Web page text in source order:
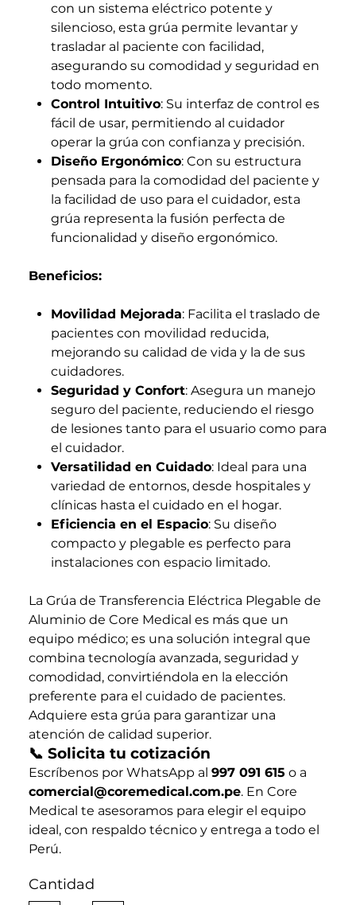
con un sistema eléctrico potente y
silencioso, esta grúa permite levantar y
trasladar al paciente con facilidad,
asegurando su comodidad y seguridad en
todo momento.
Control Intuitivo: Su interfaz de control es
fácil de usar, permitiendo al cuidador
operar la grúa con confianza y precisión.
Diseño Ergonómico: Con su estructura
pensada para la comodidad del paciente y
la facilidad de uso para el cuidador, esta
grúa representa la fusión perfecta de
funcionalidad y diseño ergonómico.
Beneficios:
Movilidad Mejorada: Facilita el traslado de
pacientes con movilidad reducida,
mejorando su calidad de vida y la de sus
cuidadores.
Seguridad y Confort: Asegura un manejo
seguro del paciente, reduciendo el riesgo
de lesiones tanto para el usuario como para
el cuidador.
Versatilidad en Cuidado: Ideal para una
variedad de entornos, desde hospitales y
clínicas hasta el cuidado en el hogar.
Eficiencia en el Espacio: Su diseño
compacto y plegable es perfecto para
instalaciones con espacio limitado.
La Grúa de Transferencia Eléctrica Plegable de
Aluminio de Core Medical es más que un
equipo médico; es una solución integral que
combina tecnología avanzada, seguridad y
comodidad, convirtiéndola en la elección
preferente para el cuidado de pacientes.
Adquiere esta grúa para garantizar una
atención de calidad superior.
📞 Solicita tu cotización
Escríbenos por WhatsApp al 997 091 615 o a
comercial@coremedical.com.pe. En Core
Medical te asesoramos para elegir el equipo
ideal, con respaldo técnico y entrega a todo el
Perú.
Cantidad